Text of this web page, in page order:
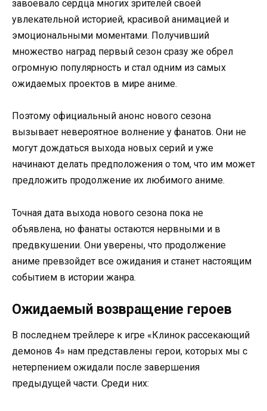
завоевало сердца многих зрителей своей
увлекательной историей, красивой анимацией и
эмоциональными моментами. Получивший
множество наград первый сезон сразу же обрел
огромную популярность и стал одним из самых
ожидаемых проектов в мире аниме.
Поэтому официальный анонс нового сезона
вызывает невероятное волнение у фанатов. Они не
могут дождаться выхода новых серий и уже
начинают делать предположения о том, что им может
предложить продолжение их любимого аниме.
Точная дата выхода нового сезона пока не
объявлена, но фанаты остаются нервными и в
предвкушении. Они уверены, что продолжение
аниме превзойдет все ожидания и станет настоящим
событием в истории жанра.
Ожидаемый возвращение героев
В последнем трейлере к игре «Клинок рассекающий
демонов 4» нам представлены герои, которых мы с
нетерпением ожидали после завершения
предыдущей части. Среди них: